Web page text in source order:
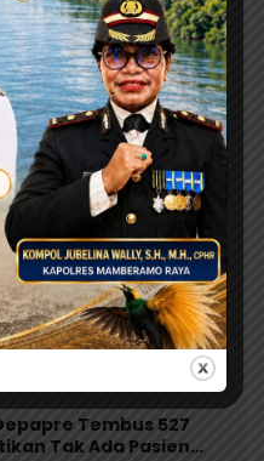
yang bisa anda isi
Tembus 527
Tak Ada Pasien